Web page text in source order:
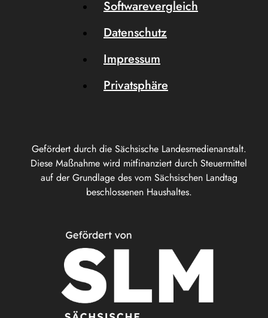
Gefördert durch die Sächsische Landesmedienanstalt.
Diese Maßnahme wird mitfinanziert durch Steuermittel
auf der Grundlage des vom Sächsischen Landtag
beschlossenen Haushaltes.
Softwarevergleich
Datenschutz
Impressum
Privatsphäre